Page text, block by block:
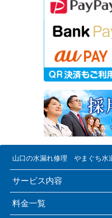
山口の水漏れ修理 やまぐち水
サービス内容
料金一覧